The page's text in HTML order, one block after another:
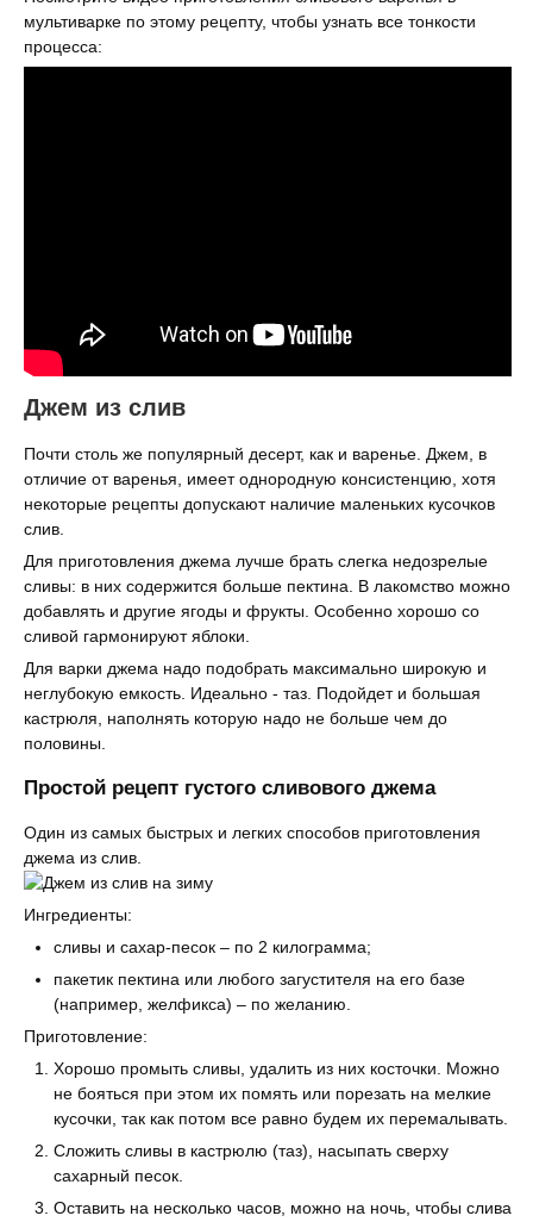
мультиварке по этому рецепту, чтобы узнать все тонкости
процесса:
Джем из слив
Почти столь же популярный десерт, как и варенье. Джем, в
отличие от варенья, имеет однородную консистенцию, хотя
некоторые рецепты допускают наличие маленьких кусочков
слив.
Для приготовления джема лучше брать слегка недозрелые
сливы: в них содержится больше пектина. В лакомство можно
добавлять и другие ягоды и фрукты. Особенно хорошо со
сливой гармонируют яблоки.
Для варки джема надо подобрать максимально широкую и
неглубокую емкость. Идеально - таз. Подойдет и большая
кастрюля, наполнять которую надо не больше чем до
половины.
Простой рецепт густого сливового джема
Один из самых быстрых и легких способов приготовления
джема из слив.
Ингредиенты:
сливы и сахар-песок – по 2 килограмма;
пакетик пектина или любого загустителя на его базе
(например, желфикса) – по желанию.
Приготовление:
Хорошо промыть сливы, удалить из них косточки. Можно
не бояться при этом их помять или порезать на мелкие
кусочки, так как потом все равно будем их перемалывать.
Сложить сливы в кастрюлю (таз), насыпать сверху
сахарный песок.
Оставить на несколько часов, можно на ночь, чтобы слива